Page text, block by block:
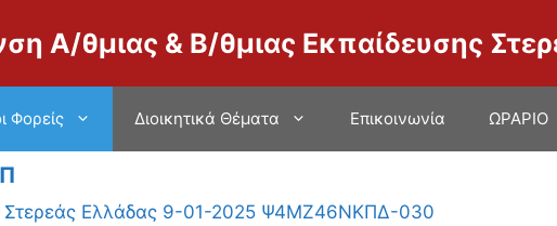
Α/θμιας & Β/θμιας Εκπαίδευσης
Φορείς Διοικητικά Θέματα Επικοινωνία ΩΡΑΡΙΟ
Ελλάδας 9-01-2025 Ψ4ΜΖ46ΝΚΠΔ-030